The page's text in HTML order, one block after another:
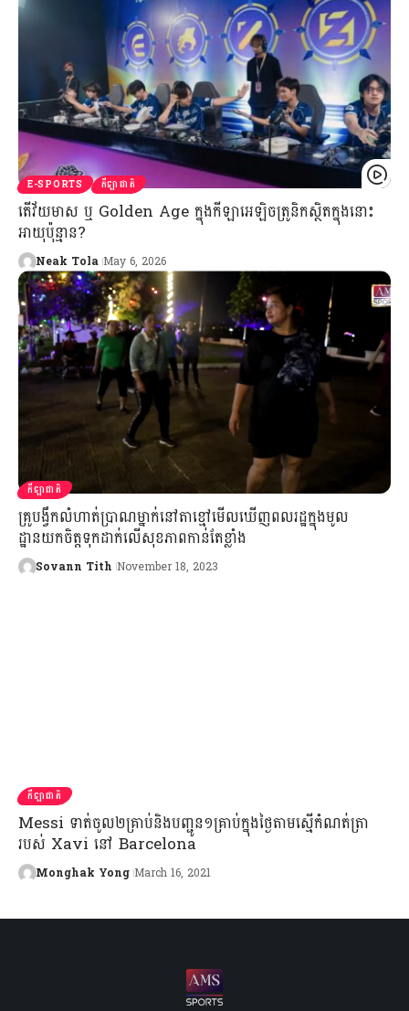
E-SPORTS កីឡាជាតិ
តើវ័យមាស ឬ Golden Age ក្នុងកីឡាអេឡិចត្រូនិកស្ថិតក្នុងនោះ
អាយុប៉ុន្មាន?
Neak Tola May 6, 2026
កីឡាជាតិ
គ្រូបង្វឹកលំហាត់ប្រាណម្នាក់នៅតាខ្មៅមើលឃើញពលរដ្ឋក្នុងមូល
ដ្ឋានយកចិត្តទុកដាក់លើសុខភាពកាន់តែខ្លាំង
Sovann Tith November 18, 2023
កីឡាជាតិ
Messi ទាត់ចូល២គ្រាប់និងបញ្ជូន១គ្រាប់ក្នុងថ្ងៃតាមស្មើកំណត់ត្រា
របស់ Xavi នៅ Barcelona
Monghak Yong March 16, 2021